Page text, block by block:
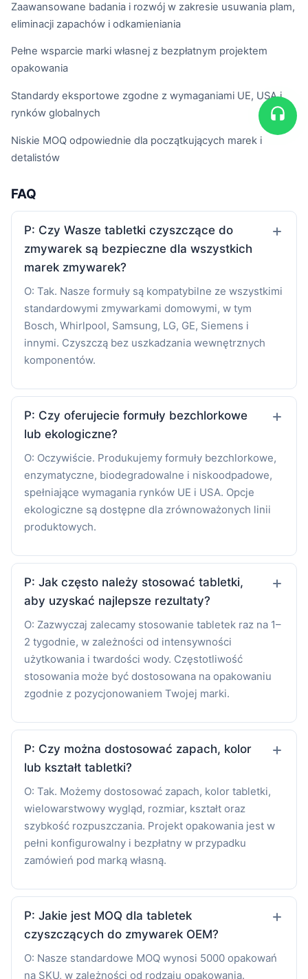
Zaawansowane badania i rozwój w zakresie usuwania plam,
eliminacji zapachów i odkamieniania
Pełne wsparcie marki własnej z bezpłatnym projektem
opakowania
Standardy eksportowe zgodne z wymaganiami UE, USA i
rynków globalnych
Niskie MOQ odpowiednie dla początkujących marek i
detalistów
FAQ
P: Czy Wasze tabletki czyszczące do
zmywarek są bezpieczne dla wszystkich
marek zmywarek?
O: Tak. Nasze formuły są kompatybilne ze wszystkimi
standardowymi zmywarkami domowymi, w tym
Bosch, Whirlpool, Samsung, LG, GE, Siemens i
innymi. Czyszczą bez uszkadzania wewnętrznych
komponentów.
P: Czy oferujecie formuły bezchlorkowe
lub ekologiczne?
O: Oczywiście. Produkujemy formuły bezchlorkowe,
enzymatyczne, biodegradowalne i niskoodpadowe,
spełniające wymagania rynków UE i USA. Opcje
ekologiczne są dostępne dla zrównoważonych linii
produktowych.
P: Jak często należy stosować tabletki,
aby uzyskać najlepsze rezultaty?
O: Zazwyczaj zalecamy stosowanie tabletek raz na 1–
2 tygodnie, w zależności od intensywności
użytkowania i twardości wody. Częstotliwość
stosowania może być dostosowana na opakowaniu
zgodnie z pozycjonowaniem Twojej marki.
P: Czy można dostosować zapach, kolor
lub kształt tabletki?
O: Tak. Możemy dostosować zapach, kolor tabletki,
wielowarstwowy wygląd, rozmiar, kształt oraz
szybkość rozpuszczania. Projekt opakowania jest w
pełni konfigurowalny i bezpłatny w przypadku
zamówień pod marką własną.
P: Jakie jest MOQ dla tabletek
czyszczących do zmywarek OEM?
O: Nasze standardowe MOQ wynosi 5000 opakowań
na SKU, w zależności od rodzaju opakowania.